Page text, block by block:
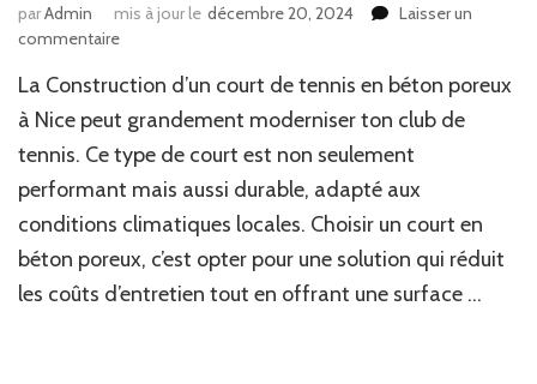
parAdmin mis à jour le décembre 20, 2024
Laisser un
commentairesur
moderniser
un
club
en
choisissant
Construction
d’un
court
La Construction d’un court de tennis en béton poreux
à Nice peut grandement moderniser ton club de
tennis. Ce type de court est non seulement
performant mais aussi durable, adapté aux
conditions climatiques locales. Choisir un court en
béton poreux, c’est opter pour une solution qui réduit
les coûts d’entretien tout en offrant une surface …